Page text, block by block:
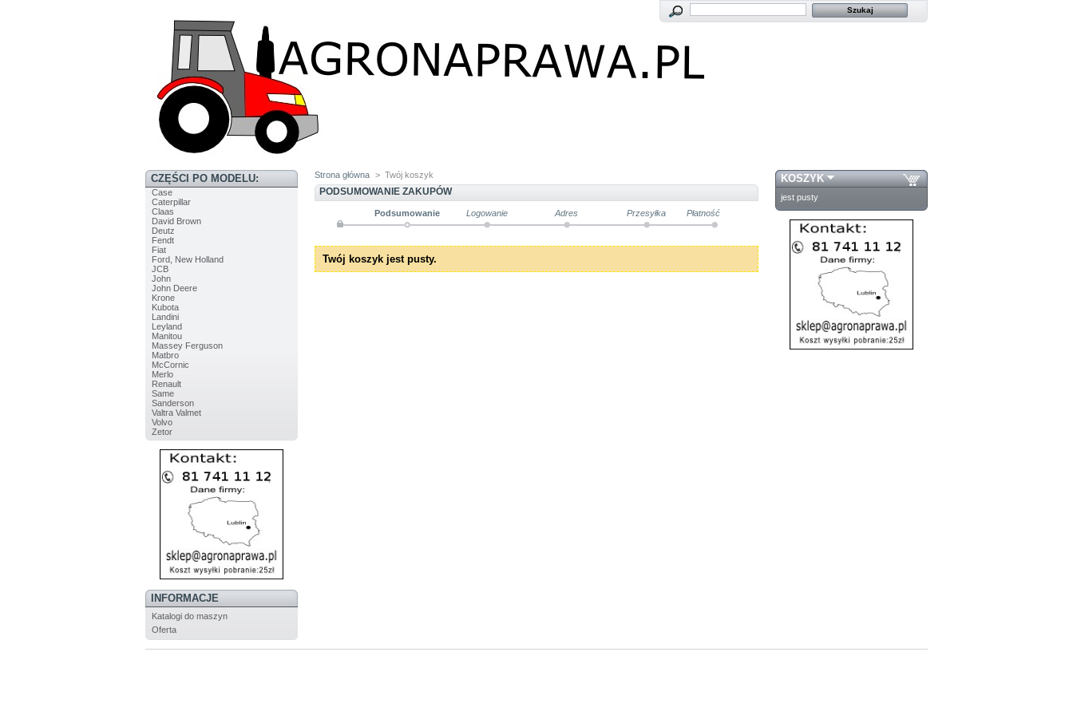
CZĘŚCI PO MODELU:
Case
Caterpillar
Claas
David Brown
Deutz
Fendt
Fiat
Ford, New Holland
JCB
John
John Deere
Krone
Kubota
Landini
Leyland
Manitou
Massey Ferguson
Matbro
McCornic
Merlo
Renault
Same
Sanderson
Valtra Valmet
Volvo
Zetor
INFORMACJE
Katalogi do maszyn
Oferta
Strona główna > Twój koszyk
PODSUMOWANIE ZAKUPÓW
Podsumowanie Logowanie Adres Przesyłka Płatność
Twój koszyk jest pusty.
KOSZYK
jest pusty